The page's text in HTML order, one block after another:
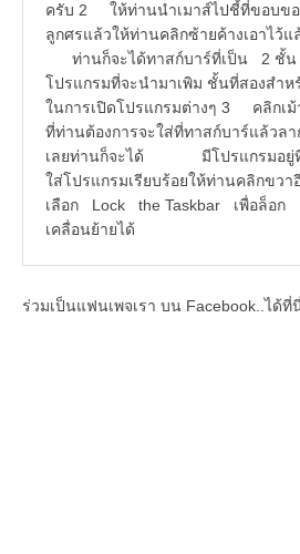
ครับ 2 ให้ท่านนำเมาส์ไปชี้ที่ขอบขอ
ลูกศรแล้วให้ท่านคลิกซ้ายค้างเอาไ
ท่านก็จะได้ทาสก์บาร์ที่เป็น 2 ชั้น
โปรแกรมที่จะนำมาเพิม ชั้นที่สอง
ในการเปิดโปรแกรมต่างๆ 3 คลิกเม้
ที่ท่านต้องการจะใส่ที่ทาสก์บาร์แล้วล
เลยท่านก็จะได้ มีโปรแกรมอยู่
ใส่โปรแกรมเรียบร้อยให้ท่านคลิกขวา
เลือก Lock the Taskbar เพื่อ
เคลื่อนย้ายได้
ร่วมเป็นแฟนเพจเรา บน Facebook..ได้ที่